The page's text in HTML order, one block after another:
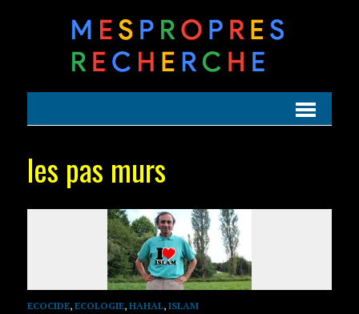
les pas murs
ECOCIDE, ECOLOGIE, HAHAL, ISLAM